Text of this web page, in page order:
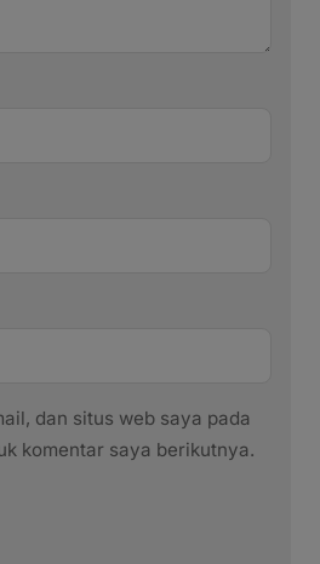
dan situs web saya pada
komentar saya berikutnya.